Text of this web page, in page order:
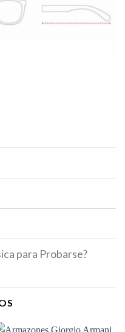
para Probarse?